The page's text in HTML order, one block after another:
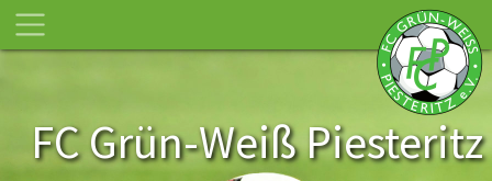
FC Grün-Weiß Piesteritz